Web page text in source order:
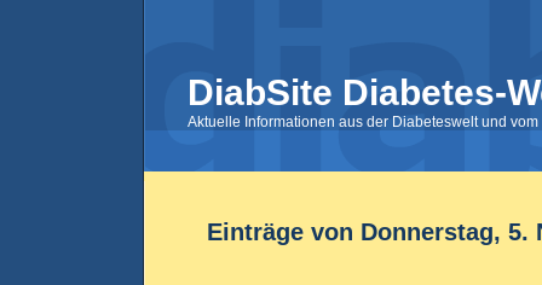
DiabSite Diabetes-
Aktuelle Informationen aus der Diabeteswelt und
Einträge von Donnerstag, 5.